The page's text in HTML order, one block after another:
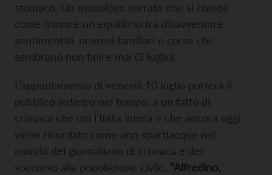
stomaco. Un monologo serrato che si chiede
come trovare un equilibrio tra disavventure
sentimentali, nevrosi familiari e corse che
sembrano non finire mai (3 luglio).
L’appuntamento di venerdì 10 luglio porterà il
pubblico indietro nel tempo, a un fatto di
cronaca che unì l’Italia intera e che ancora oggi
viene ricordato come uno spartiacque nel
mondo del giornalismo di cronaca e del
soccorso alla popolazione civile. “Alfredino,